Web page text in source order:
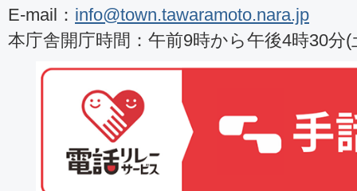
E-mail： info@town.tawaramoto.nara.jp
本庁舎開庁時間：午前9時から午後4時30分